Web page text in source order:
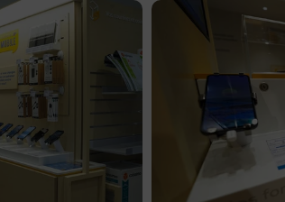
En savoir plus